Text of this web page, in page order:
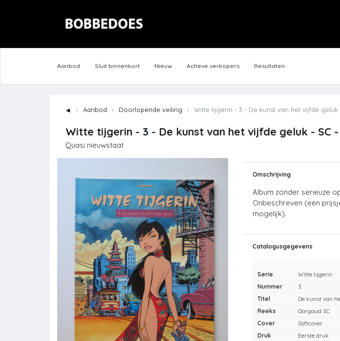
Aanbod Sluit binnenkort Nieuw Actieve verkopers Resultaten
◄ Aanbod Doorlopende veiling Witte tijgerin - 3 - De kunst van het vijfde geluk
Witte tijgerin - 3 - De kunst van het vijfde geluk - SC
Quasi nieuwstaat
Omschrijving
Album zonder serieuze
Onbeschreven (een
mogelijk).
Catalogusgegevens
Serie
Witte tijgerin
Nummer
3
Titel
De kunst van
Reeks
Dargaud SC
Cover
Softcover
Druk
Eerste druk